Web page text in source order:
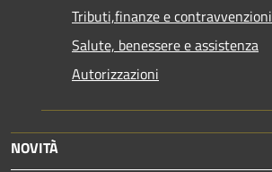
Tributi,finanze e contravvenzioni
Salute, benessere e assistenza
Autorizzazioni
NOVITÀ